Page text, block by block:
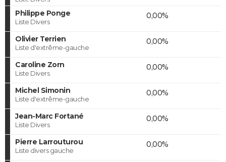
Philippe Ponge
Liste Divers
0,00%
Olivier Terrien
Liste d'extrême-gauche
0,00%
Caroline Zorn
Liste Divers
0,00%
Michel Simonin
Liste d'extrême-gauche
0,00%
Jean-Marc Fortané
Liste Divers
0,00%
Pierre Larrouturou
Liste divers gauche
0,00%